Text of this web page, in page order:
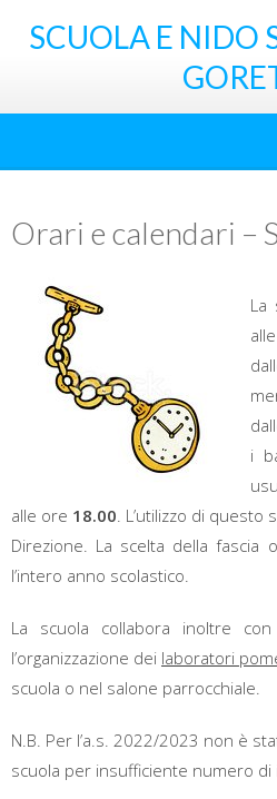
SCUOLA E NIDO
Orari e calendari –
La
alle
i
alle ore 18.00. L’utilizzo di questo
Direzione. La scelta della fascia
l’intero anno scolastico.
La scuola collabora inoltre
l’organizzazione dei laboratori
scuola o nel salone parrocchiale.
N.B. Per l’a.s. 2022/2023 non è
scuola per insufficiente numero di